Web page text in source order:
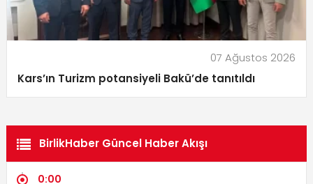
07 Ağustos 2026
Kars’ın Turizm potansiyeli Bakü’de tanıtıldı
BirlikHaber Güncel Haber Akışı
0:00